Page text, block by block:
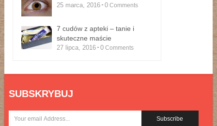
25 marca, 2016 0 Comments
7 cudów z apteki – tanie i
skuteczne maście
27 lipca, 2016 0 Comments
SUBSKRYBUJ